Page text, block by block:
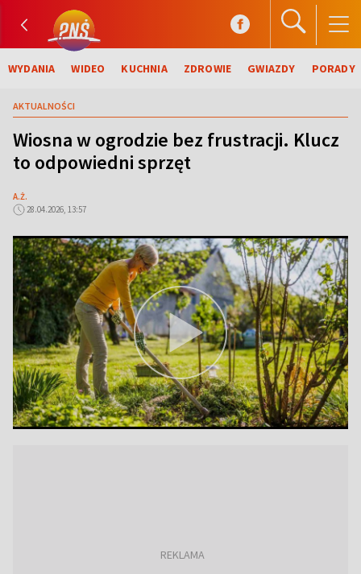
WYDANIA WIDEO KUCHNIA ZDROWIE GWIAZDY PORADY
AKTUALNOŚCI
Wiosna w ogrodzie bez frustracji. Klucz
to odpowiedni sprzęt
A.Ż.
28.04.2026, 13:57